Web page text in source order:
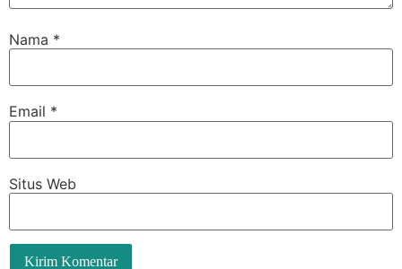
Nama *
Email *
Situs Web